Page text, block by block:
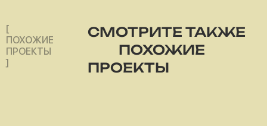
[
ПОХОЖИЕ
ПРОЕКТЫ
]
СМОТРИТЕ ТАКЖЕ
ПОХОЖИЕ
ПРОЕКТЫ